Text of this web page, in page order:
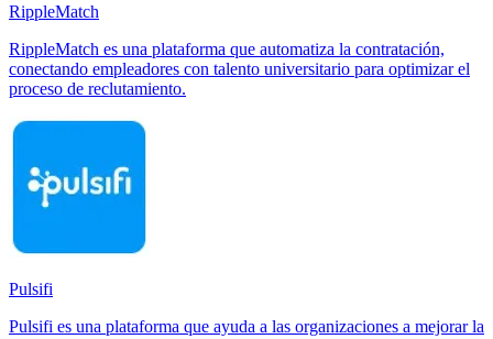
RippleMatch
RippleMatch es una plataforma que automatiza la contratación,
conectando empleadores con talento universitario para optimizar el
proceso de reclutamiento.
Pulsifi
Pulsifi es una plataforma que ayuda a las organizaciones a mejorar la